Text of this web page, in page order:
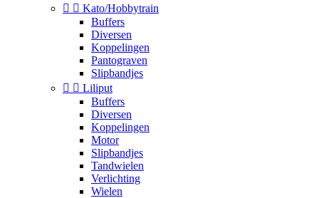
  Kato/Hobbytrain
Buffers
Diversen
Koppelingen
Pantograven
Slipbandjes
  Liliput
Buffers
Diversen
Koppelingen
Motor
Slipbandjes
Tandwielen
Verlichting
Wielen